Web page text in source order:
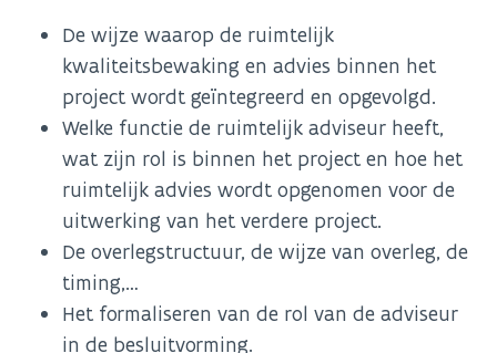
De wijze waarop de ruimtelijk
kwaliteitsbewaking en advies binnen het
project wordt geïntegreerd en opgevolgd.
Welke functie de ruimtelijk adviseur heeft,
wat zijn rol is binnen het project en hoe het
ruimtelijk advies wordt opgenomen voor de
uitwerking van het verdere project.
De overlegstructuur, de wijze van overleg, de
timing,…
Het formaliseren van de rol van de adviseur
in de besluitvorming.